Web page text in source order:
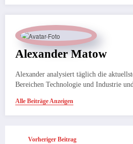
Alexander Matow
Alexander analysiert täglich die
Bereichen Technologie und Industrie
Alle Beiträge Anzeigen
Vorheriger Beitrag